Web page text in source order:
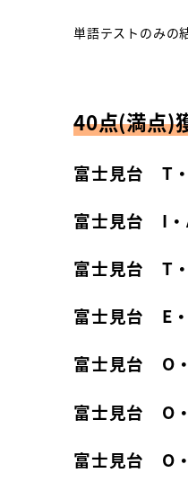
単語テストのみの
40点(満点)
富士見台 T
富士見台 I・
富士見台 T
富士見台 E
富士見台 O
富士見台 O
富士見台 O